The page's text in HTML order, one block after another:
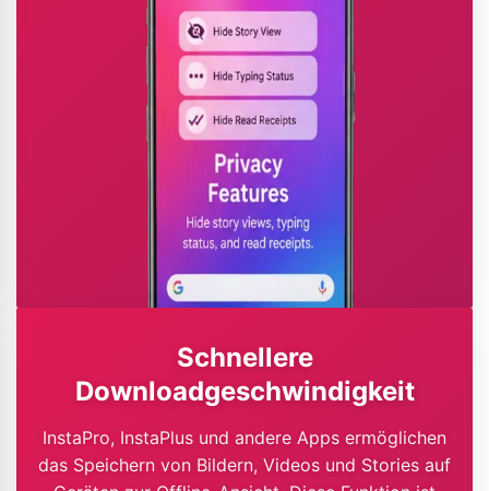
Schnellere
Downloadgeschwindigkeit
InstaPro, InstaPlus und andere Apps ermöglichen
das Speichern von Bildern, Videos und Stories auf